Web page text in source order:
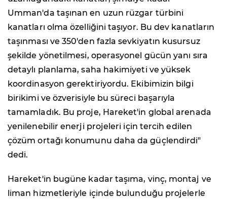
Umman'da taşınan en uzun rüzgar türbini
kanatları olma özelliğini taşıyor. Bu dev kanatların
taşınması ve 350'den fazla sevkiyatın kusursuz
şekilde yönetilmesi, operasyonel gücün yanı sıra
detaylı planlama, saha hakimiyeti ve yüksek
koordinasyon gerektiriyordu. Ekibimizin bilgi
birikimi ve özverisiyle bu süreci başarıyla
tamamladık. Bu proje, Hareket'in global arenada
yenilenebilir enerji projeleri için tercih edilen
çözüm ortağı konumunu daha da güçlendirdi"
dedi.
Hareket'in bugüne kadar taşıma, vinç, montaj ve
liman hizmetleriyle içinde bulunduğu projelerle